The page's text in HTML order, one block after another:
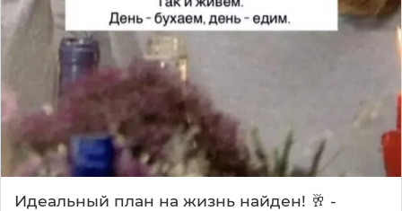
Идеальный план на жизнь найден! 🥂 -